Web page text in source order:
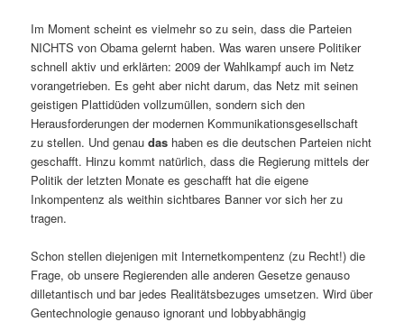
Im Moment scheint es vielmehr so zu sein, dass die Parteien
NICHTS von Obama gelernt haben. Was waren unsere Politiker
schnell aktiv und erklärten: 2009 der Wahlkampf auch im Netz
vorangetrieben. Es geht aber nicht darum, das Netz mit seinen
geistigen Plattidüden vollzumüllen, sondern sich den
Herausforderungen der modernen Kommunikationsgesellschaft
zu stellen. Und genaudas haben es die deutschen Parteien nicht
geschafft. Hinzu kommt natürlich, dass die Regierung mittels der
Politik der letzten Monate es geschafft hat die eigene
Inkompentenz als weithin sichtbares Banner vor sich her zu
tragen.
Schon stellen diejenigen mit Internetkompentenz (zu Recht!) die
Frage, ob unsere Regierenden alle anderen Gesetze genauso
dilletantisch und bar jedes Realitätsbezuges umsetzen. Wird über
Gentechnologie genauso ignorant und lobbyabhängig